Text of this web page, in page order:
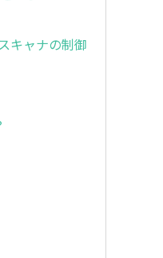
キャナの制御